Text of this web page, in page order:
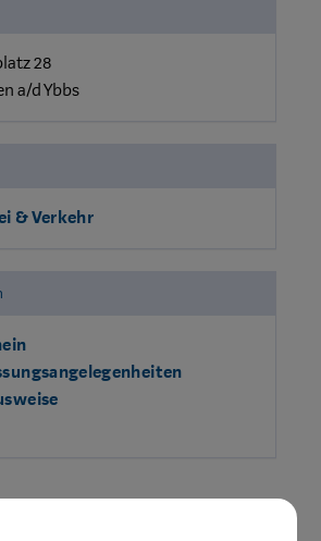
28
a/d Ybbs
& Verkehr